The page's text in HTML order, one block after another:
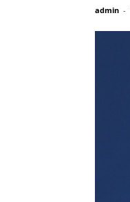
admin -